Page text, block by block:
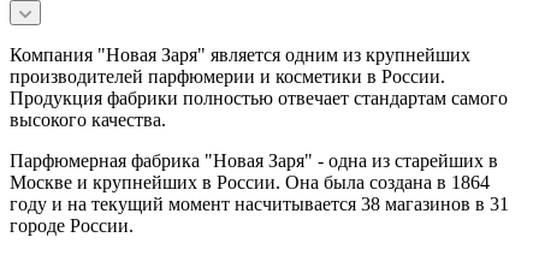
Компания "Новая Заря" является одним из крупнейших
производителей парфюмерии и косметики в России.
Продукция фабрики полностью отвечает стандартам самого
высокого качества.
Парфюмерная фабрика "Новая Заря" - одна из старейших в
Москве и крупнейших в России. Она была создана в 1864
году и на текущий момент насчитывается 38 магазинов в 31
городе России.